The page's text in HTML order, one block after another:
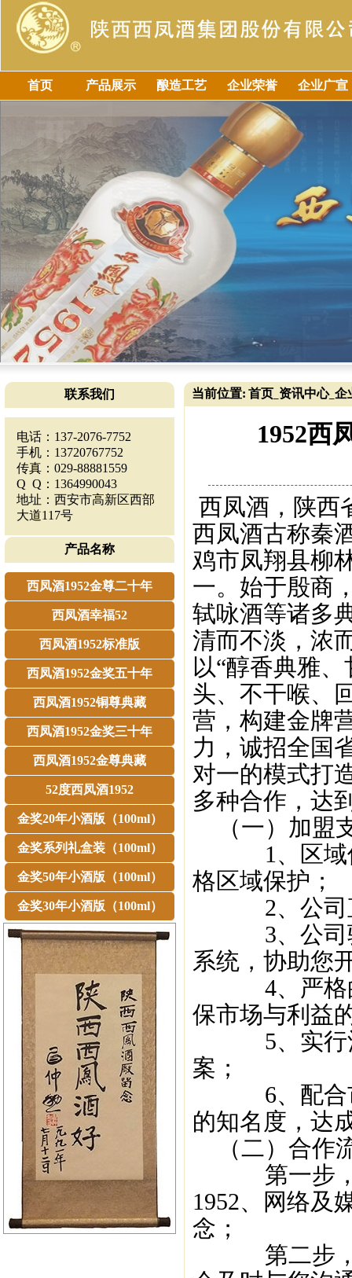
首页 产品展示 酿造工艺 企业荣誉 企业广宣
联系我们
电话：137-2076-7752
手机：13720767752
传真：029-88881559
Q Q：1364990043
地址：西安市高新区西部
大道117号
产品名称
西凤酒1952金尊二十年
西凤酒幸福52
西凤酒1952标准版
西凤酒1952金奖五十年
西凤酒1952铜尊典藏
西凤酒1952金奖三十年
西凤酒1952金尊典藏
52度西凤酒1952
金奖20年小酒版（100ml）
金奖系列礼盒装（100ml）
金奖50年小酒版（100ml）
金奖30年小酒版（100ml）
当前位置: 首页 资讯中心_ 企
1952西
西凤酒，陕西
西凤酒古称秦
鸡市凤翔县柳
一。始于殷商
轼咏酒等诸多
清而不淡，浓
以“醇香典雅
头、不干喉、
营，构建金牌
力，诚招全国
对一的模式打
多种合作，达
（一）加盟
1、区域保
格区域保护；
2、公司直
3、公司驻
系统，协助您
4、严格的
保市场与利益
5、实行酒
案；
6、配合市
的知名度，达
（二）合作
第一步，咨
1952、网络及
念；
第二步，资